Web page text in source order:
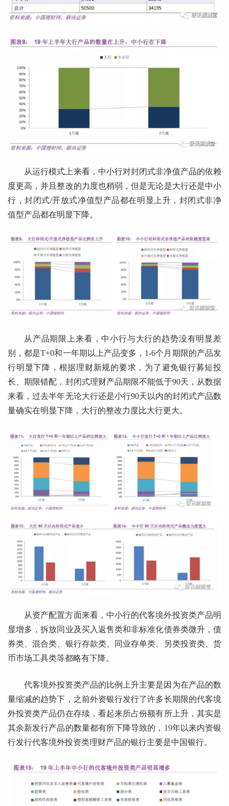
从运行模式上来看，中小行对封闭式非净值产品的依赖
度更高，并且整改的力度也稍弱，但是无论是大行还是中小
行，封闭式/开放式净值型产品都在明显上升，封闭式非净
值型产品都在明显下降。
从产品期限上来看，中小行与大行的趋势没有明显差
别，都是T+0和一年期以上产品变多，1-6个月期限的产品发
行明显下降，根据理财新规的要求，为了避免银行募短投
长、期限错配，封闭式理财产品期限不能低于90天，从数据
来看，过去半年无论大行还是小行90天以内的封闭式产品数
量确实在明显下降，大行的整改力度比大行更大。
从资产配置方面来看，中小行的代客境外投资类产品明
显增多，拆放同业及买入返售类和非标准化债券类微升，债
券类、混合类、银行存款类、同业存单类、另类投资类、货
币市场工具类等都略有下降。
代客境外投资类产品的比例上升主要是因为在产品的数
量缩减的趋势下，之前外资银行发行了许多长期限的代客境
外投资类产品仍在存续，看起来所占份额有所上升，其实是
其余新发行产品的数量都有所下降导致的，19年以来内资银
行发行代客境外投资类理财产品的银行主要是中国银行。